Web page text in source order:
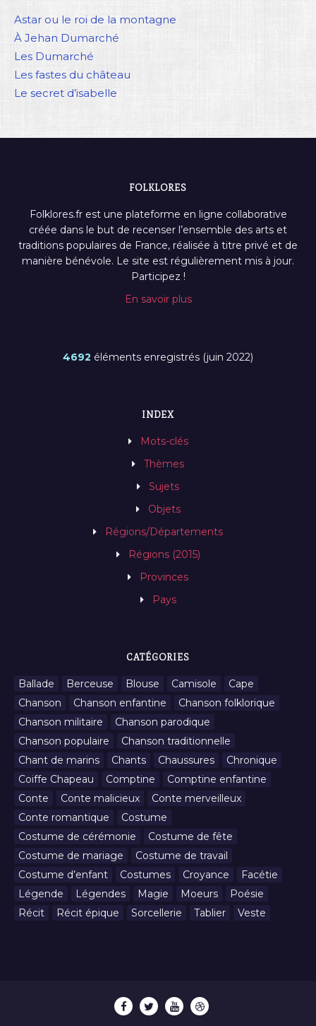
Astar ou le roi de la montagne
À Jehan Dumarché
Les Dumarché
Les fastes du château
Le secret d’isabelle
FOLKLORES
Folklores.fr est une plateforme en ligne collaborative
créée dans le but de recenser l’ensemble des arts et
traditions populaires de France, réalisée à titre privé et de
manière bénévole. Le site est régulièrement mis à jour.
Participez !
En savoir plus
4692 éléments enregistrés (juin 2022)
INDEX
Mots-clés
Thèmes
Sujets
Objets
Régions/Départements
Régions (2015)
Provinces
Pays
CATÉGORIES
Ballade Berceuse Blouse Camisole
Cape
Chanson
Chanson enfantine
Chanson folklorique
Chanson militaire
Chanson parodique
Chanson populaire
Chanson traditionnelle
Chant de marins
Chants Chaussures
Chronique
Coiffe Chapeau
Comptine
Comptine enfantine
Conte
Conte malicieux
Conte merveilleux
Conte romantique
Costume
Costume de cérémonie
Costume de fête
Costume de mariage
Costume de travail
Costume d’enfant
Costumes Croyance
Facétie
Légende
Légendes Magie Moeurs
Poésie
Récit
Récit épique Sorcellerie Tablier Veste